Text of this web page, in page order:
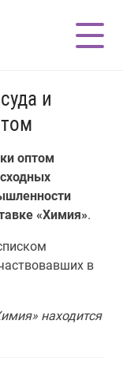
и
оптом
«Химия».
в
находится